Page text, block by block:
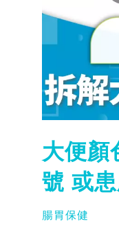
大便顏
號 或
腸胃保健